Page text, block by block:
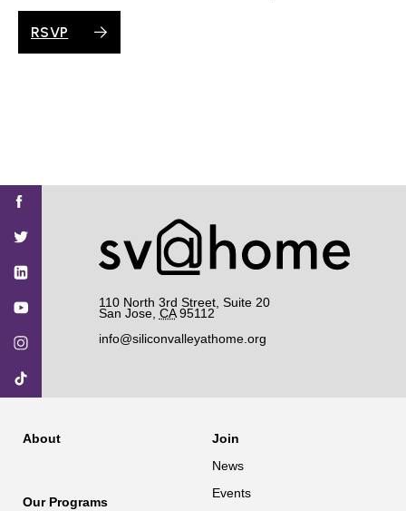
RSVP
SV@Home
Facebook
SV@Home
Twitter
SV@Home
YouTube
SV@Home
Instagram
SV@Home
TikTok
SV@Home
110 North 3rd Street, Suite 20
San Jose, CA 95112
info@siliconvalleyathome.org
About
Join
News
Events
Our Programs